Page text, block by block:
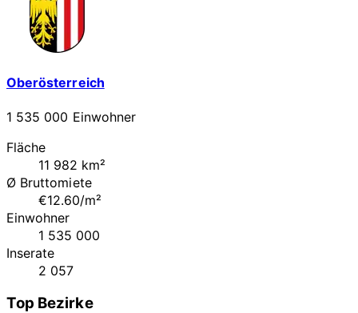
Oberösterreich
1 535 000 Einwohner
Fläche
11 982 km²
Ø Bruttomiete
€12.60/m²
Einwohner
1 535 000
Inserate
2 057
Top Bezirke